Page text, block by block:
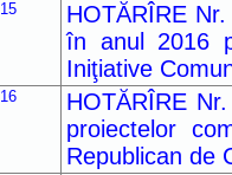
15
HOTĂRÎRE
în anul 2016
Iniţiative
16
HOTĂRÎRE
proiectelor
Republican de